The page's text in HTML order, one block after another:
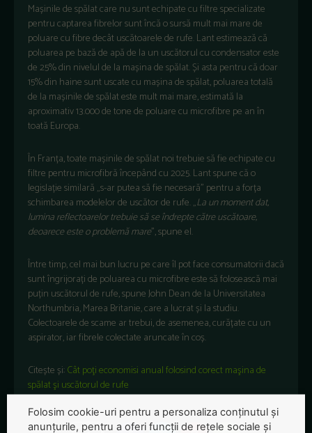
Mașinile de spălat care nu sunt echipate cu filtre specializate
pentru captarea fibrelor sunt încă o sursă mult mai mare de
poluare cu fibre decât uscătoarele de rufe. Lant estimează că
poluarea pe bază de apă de la un uscătorul cu condensator este
de 25% din nivelul de la mașina de spălat. Și asta pentru că doar
15% din haine sunt uscate cu mașina de spălat, poluarea totală
de la mașinile de spălat este mult mai mare, estimată la
aproximativ 13.000 de tone de poluare cu microfibre pe an în
toată Europa.
În Franța, toate mașinile de spălat noi trebuie să fie echipate cu
filtre pentru microfibră începând cu 2025. Lant spune că o
legislație similară „s-ar putea să fie necesară” pentru a forța
schimbarea modelelor de uscător de rufe. „La un moment dat,
lumina reflectoarelor trebuie să se îndrepte către uscătoare,
deoarece este o problemă mare”, spune el.
Între timp, cel mai bun lucru pe care îl pot face consumatorii dacă
sunt îngrijorați de poluarea cu microfibre este să folosească mai
puțin uscătorul de rufe, spune John Dean de la Universitatea
Northumbria, Marea Britanie, care a lucrat și la studiu.
Colectoarele de scame ar trebui, de asemenea, curățate cu un
aspirator, iar fibrele colectate aruncate în coș.
Citește și:Cât poţi economisi anual folosind corect maşina de
spălat şi uscătorul de rufe
Folosim cookie-uri pentru a personaliza conținutul și
anunțurile, pentru a oferi funcții de rețele sociale și